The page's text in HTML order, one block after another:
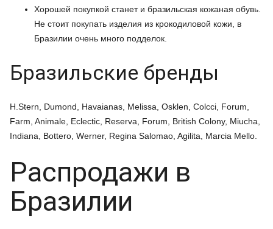
Хорошей покупкой станет и бразильская кожаная обувь.
Не стоит покупать изделия из крокодиловой кожи, в
Бразилии очень много подделок.
Бразильские бренды
H.Stern, Dumond, Havaianas, Melissa, Osklen, Colcci, Forum,
Farm, Animale, Eclectic, Reserva, Forum, British Colony, Miucha,
Indiana, Bottero, Werner, Regina Salomao, Agilita, Marcia Mello.
Распродажи в
Бразилии